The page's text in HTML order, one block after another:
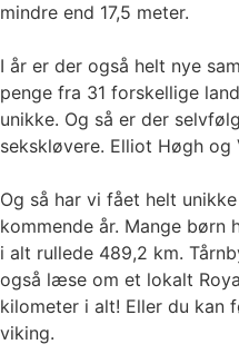
mindre end 17,5 meter.
I år er der også helt nye
penge fra 31 forskellige
unikke. Og så er der
sekskløvere. Elliot Høgh
Og så har vi fået helt
kommende år. Mange
i alt rullede 489,2 km.
også læse om et lokalt
kilometer i alt! Eller du kan
viking.